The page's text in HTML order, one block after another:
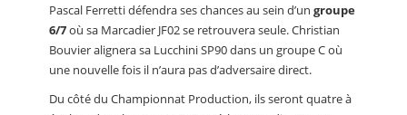
Pascal Ferretti défendra ses chances au sein d’un groupe
6/7où sa Marcadier JF02 se retrouvera seule. Christian
Bouvier alignera sa Lucchini SP90 dans un groupe C où
une nouvelle fois il n’aura pas d’adversaire direct.
Du côté du Championnat Production, ils seront quatre à